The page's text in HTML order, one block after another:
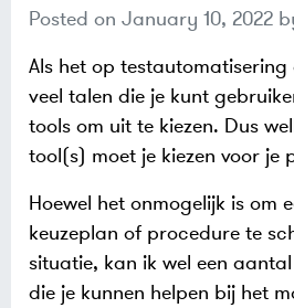
Posted on January 10, 2022
Als het op
veel talen die je kunt
tools om uit te kiezen. Dus
tool(s) moet je kiezen voor je
Hoewel het onmogelijk is om
keuzeplan of procedure te
situatie, kan ik wel een
die je kunnen helpen bij het